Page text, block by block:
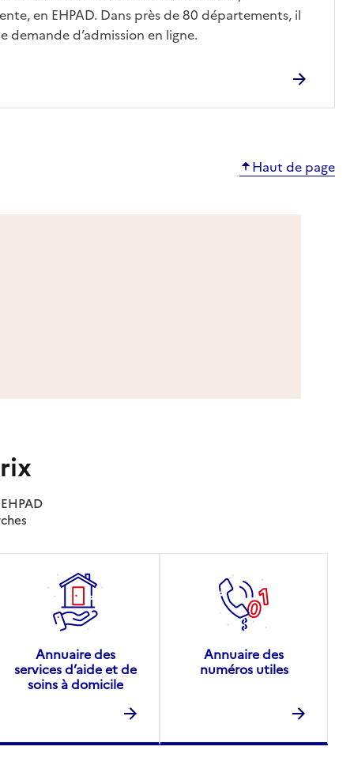
en EHPAD. Dans près de 80 départements, il
demande d’admission en ligne.
Haut de page
Annuaire des
services d’aide et de
soins à domicile
Annuaire des
numéros utiles